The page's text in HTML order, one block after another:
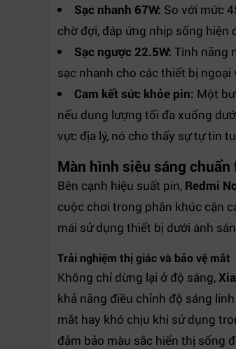
Sạc nhanh 67W: So với mức
chờ đợi, đáp ứng nhịp sống hiện
Sạc ngược 22.5W: Tính năng
sạc nhanh cho các thiết bị
Cam kết sức khỏe pin: Một
nếu dung lượng tối đa xuống
vực địa lý, nó cho thấy sự tự tin
Màn hình siêu sáng
Bên cạnh hiệu suất pin, Redmi
cuộc chơi trong phân khúc cận
mái sử dụng thiết bị dưới ánh
Trải nghiệm thị giác và bảo vệ mắt
Không chỉ dừng lại ở độ sáng,
khả năng điều chỉnh độ sáng
mắt hay khó chịu khi sử dụng
đảm bảo màu sắc hiển thị sống